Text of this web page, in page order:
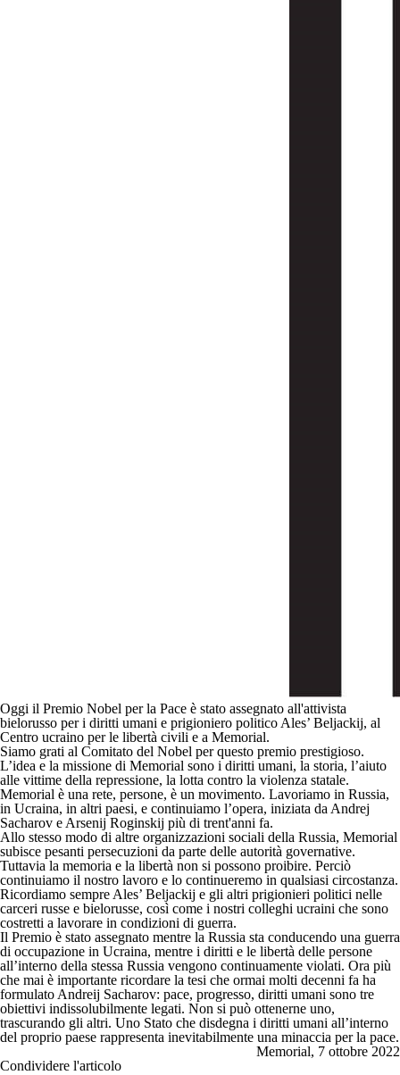
Oggi il Premio Nobel per la Pace è stato assegnato all'attivista
bielorusso per i diritti umani e prigioniero politico Ales’ Beljackij, al
Centro ucraino per le libertà civili e a Memorial.
Siamo grati al Comitato del Nobel per questo premio prestigioso.
L’idea e la missione di Memorial sono i diritti umani, la storia, l’aiuto
alle vittime della repressione, la lotta contro la violenza statale.
Memorial è una rete, persone, è un movimento. Lavoriamo in Russia,
in Ucraina, in altri paesi, e continuiamo l’opera, iniziata da Andrej
Sacharov e Arsenij Roginskij più di trent'anni fa.
Allo stesso modo di altre organizzazioni sociali della Russia, Memorial
subisce pesanti persecuzioni da parte delle autorità governative.
Tuttavia la memoria e la libertà non si possono proibire. Perciò
continuiamo il nostro lavoro e lo continueremo in qualsiasi circostanza.
Ricordiamo sempre Ales’ Beljackij e gli altri prigionieri politici nelle
carceri russe e bielorusse, così come i nostri colleghi ucraini che sono
costretti a lavorare in condizioni di guerra.
Il Premio è stato assegnato mentre la Russia sta conducendo una guerra
di occupazione in Ucraina, mentre i diritti e le libertà delle persone
all’interno della stessa Russia vengono continuamente violati. Ora più
che mai è importante ricordare la tesi che ormai molti decenni fa ha
formulato Andreij Sacharov: pace, progresso, diritti umani sono tre
obiettivi indissolubilmente legati. Non si può ottenerne uno,
trascurando gli altri. Uno Stato che disdegna i diritti umani all’interno
del proprio paese rappresenta inevitabilmente una minaccia per la pace.
Memorial, 7 ottobre 2022
Condividere l'articolo